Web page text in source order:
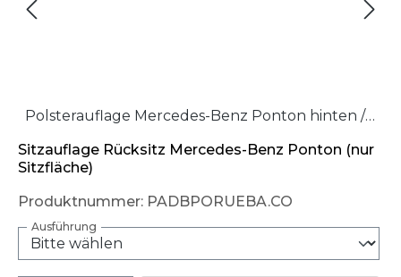
Polsterauflage Mercedes-Benz Ponton hinten / Upholstery Mercedes-Benz Ponton rear
Sitzauflage Rücksitz Mercedes-Benz Ponton (nur
Sitzfläche)
Produktnummer: PADBPORUEBA.CO
Ausführung